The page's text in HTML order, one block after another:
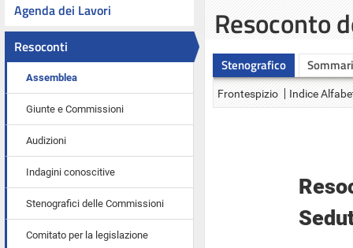
Agenda dei Lavori
Resoconti
Assemblea
Giunte e Commissioni
Audizioni
Indagini conoscitive
Stenografici delle Commissioni
Comitato per la legislazione
Resoconto
Stenografico
Frontespizio Indice